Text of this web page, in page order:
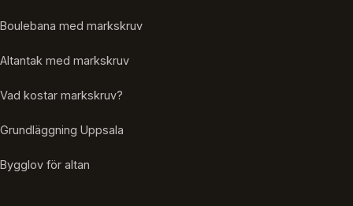
Boulebana med markskruv
Altantak med markskruv
Vad kostar markskruv?
Grundläggning Uppsala
Bygglov för altan